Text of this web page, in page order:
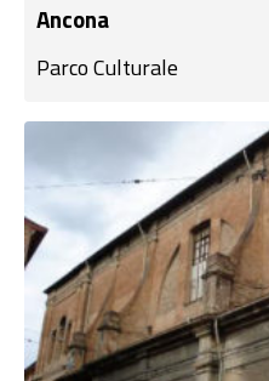
Ancona
Parco Culturale